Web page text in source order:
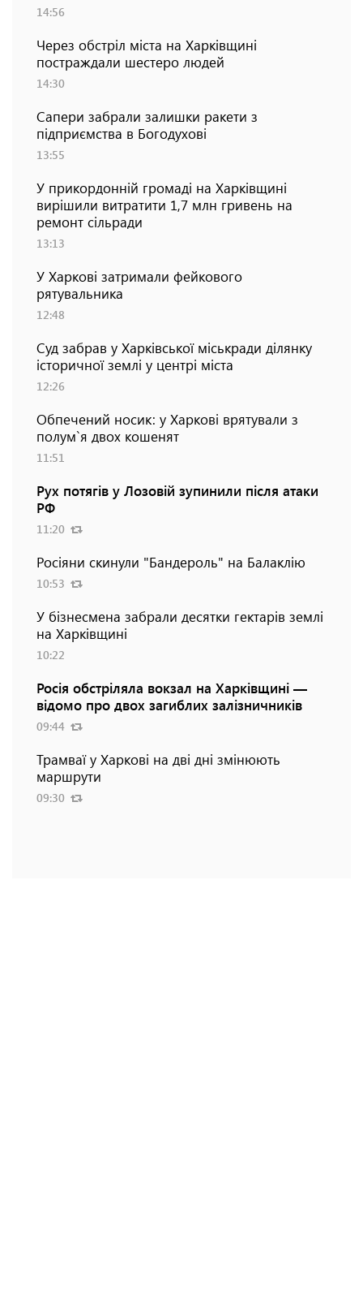
14:56
Через обстріл міста на Харківщині
постраждали шестеро людей
14:30
Сапери забрали залишки ракети з
підприємства в Богодухові
13:55
У прикордонній громаді на Харківщині
вирішили витратити 1,7 млн гривень на
ремонт сільради
13:13
У Харкові затримали фейкового
рятувальника
12:48
Суд забрав у Харківської міськради ділянку
історичної землі у центрі міста
12:26
Обпечений носик: у Харкові врятували з
полум`я двох кошенят
11:51
Рух потягів у Лозовій зупинили після атаки
РФ
11:20
Росіяни скинули "Бандероль" на Балаклію
10:53
У бізнесмена забрали десятки гектарів землі
на Харківщині
10:22
Росія обстріляла вокзал на Харківщині —
відомо про двох загиблих залізничників
09:44
Трамваї у Харкові на дві дні змінюють
маршрути
09:30